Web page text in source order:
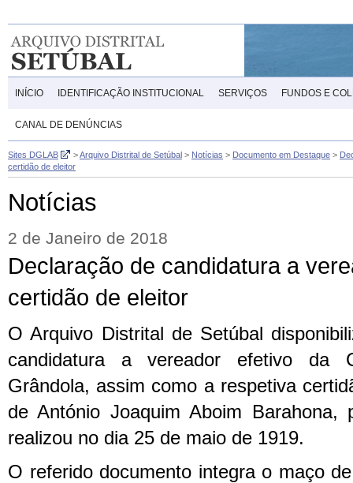
INÍCIO IDENTIFICAÇÃO INSTITUCIONAL SERVIÇOS FUNDOS E
CANAL DE DENÚNCIAS
Sites DGLAB >Arquivo Distrital de Setúbal > Notícias > Documento em Destaque >
certidão de eleitor
Notícias
2 de Janeiro de 2018
Declaração de candidatura a
certidão de eleitor
O Arquivo Distrital de Setúbal
candidatura a vereador efetivo da
Grândola, assim como a respetiva
de António Joaquim Aboim
realizou no dia 25 de maio de 1919.
O referido documento integra o maço